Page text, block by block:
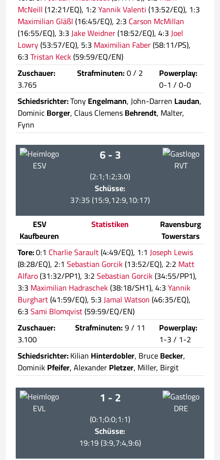
McNeill(12:21/EQ), 1:2Yannik Valenti(13:52/EQ), 1:3
Maximilian Gläßl(16:45/EQ), 2:3 Carson McMillan
(16:55/EQ), 3:3Jake Weidner(18:52/EQ), 4:3Joel
Lowry(53:57/EQ), 5:3 Maximilian Faber(58:11/PS),
6:3Tristan Keck(59:59/EQ/EN)
Zuschauer:
3.765
Strafminuten:0 / 2
Powerplay:
0-1 / 0-0
Schiedsrichter:TonyEngelmann, John-Darren Laudan,
DominicBorger, Claus ClemensBehrendt, Malter,
Fynn
ESV
6 - 3
(2:1;1:2;3:0)
Schüsse:
37:35 (15:9,12:9,10:17)
RVT
ESV
Kaufbeuren
Statistiken
Ravensburg
Towerstars
Tore:0:1 Charlie Sarault(4:49/EQ), 1:1 Joseph Lewis
(8:28/EQ), 2:1 Sebastian Gorcik(13:52/EQ), 2:2 Matt
Alfaro(31:32/PP1), 3:2Sebastian Gorcik(34:55/PP1),
3:3 Maximilian Hadraschek(38:18/SH1), 4:3Yannik
Burghart(41:59/EQ), 5:3Jamal Watson(46:35/EQ),
6:3Sami Blomqvist(59:59/EQ/EN)
Zuschauer:
3.100
Strafminuten:9 / 11
Powerplay:
1-3 / 1-2
Schiedsrichter:Kilian Hinterdobler, BruceBecker,
DominikPfeifer, AlexanderPletzer, Miller, Birgit
EVL
1 - 2
(0:1;0:0;1:1)
Schüsse:
19:19 (3:9,7:4,9:6)
DRE